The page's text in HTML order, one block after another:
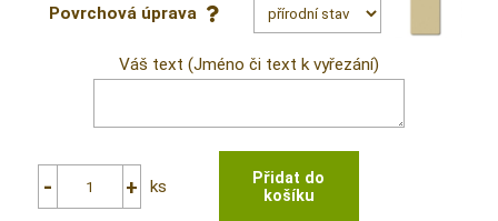
Povrchová úprava
Váš text (Jméno či text k vyřezání)
ks